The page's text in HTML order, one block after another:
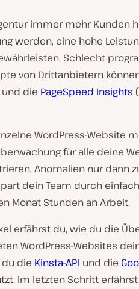
immer mehr Kunden
werden, eine hohe
Schlecht
von Drittanbietern
die PageSpeed Insights
WordPress-Website
für alle deine
Anomalien nur dann
dein Team durch
Monat Stunden an Arbeit.
erfährst du, wie du die
WordPress-Websites
die Kinsta-API und die
Im letzten Schritt